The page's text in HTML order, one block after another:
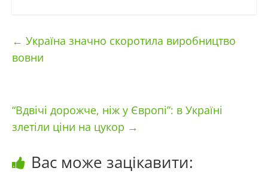
← Україна значно скоротила виробництво
вовни
“Вдвічі дорожче, ніж у Європі”: в Україні
злетіли ціни на цукор →
Вас може зацікавити: